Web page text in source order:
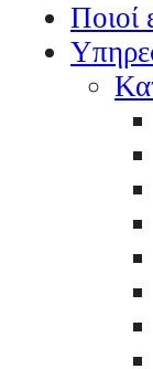
Ποιοί